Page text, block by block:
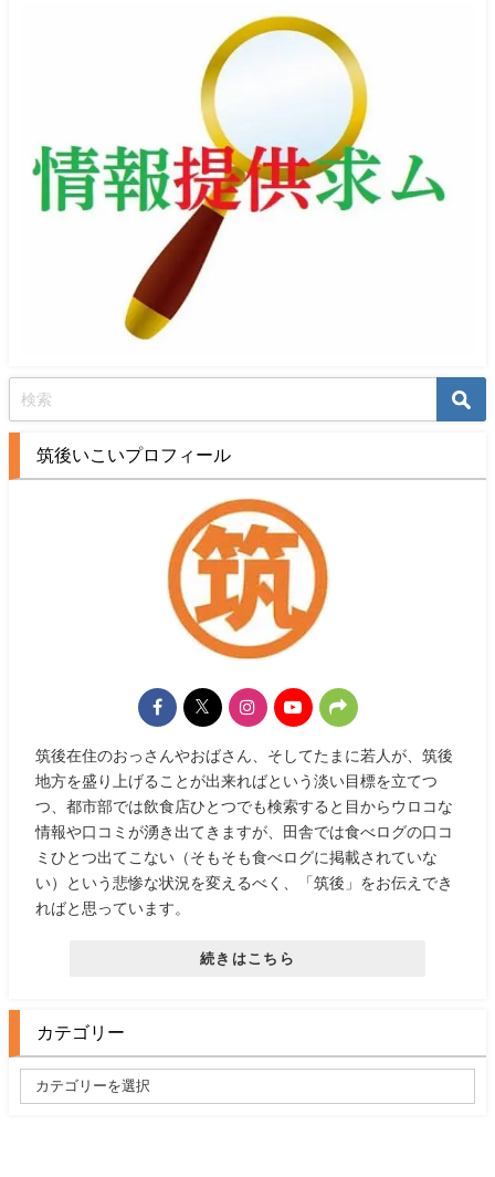
筑後いこいプロフィール
筑後在住のおっさんやおばさん、そしてたまに若人が、筑後
地方を盛り上げることが出来ればという淡い目標を立てつ
つ、都市部では飲食店ひとつでも検索すると目からウロコな
情報や口コミが湧き出てきますが、田舎では食べログの口コ
ミひとつ出てこない（そもそも食べログに掲載されていな
い）という悲惨な状況を変えるべく、「筑後」をお伝えでき
ればと思っています。
続きはこちら
カテゴリー